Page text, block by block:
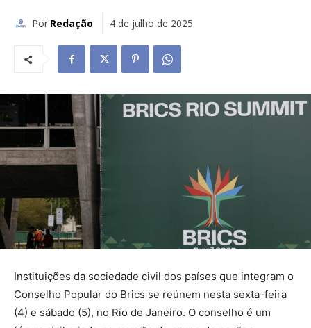
Por Redação 4 de julho de 2025
Instituições da sociedade civil dos países que integram o
Conselho Popular do Brics se reúnem nesta sexta-feira
(4) e sábado (5), no Rio de Janeiro. O conselho é um